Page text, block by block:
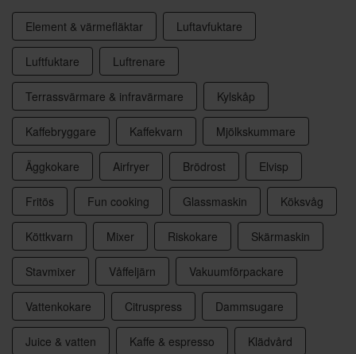
Element & värmefläktar Luftavfuktare
Luftfuktare Luftrenare
Terrassvärmare & infravärmare Kylskåp
Kaffebryggare Kaffekvarn Mjölkskummare
Äggkokare Airfryer Brödrost Elvisp
Fritös Fun cooking Glassmaskin Köksvåg
Köttkvarn Mixer Riskokare Skärmaskin
Stavmixer Våffeljärn Vakuumförpackare
Vattenkokare Citruspress Dammsugare
Juice & vatten Kaffe & espresso Klädvård